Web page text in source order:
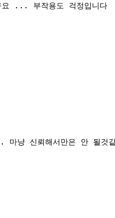
요 ... 부작용도 걱정입니다
마냥 신뢰해서만은 안 될것